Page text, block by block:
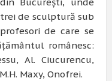
din Bucureşti, unde
de sculptură sub
de care se
românesc:
Al. Ciucurencu,
Maxy, Onofrei.